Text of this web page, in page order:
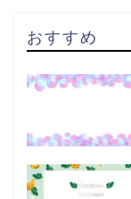
おすすめ